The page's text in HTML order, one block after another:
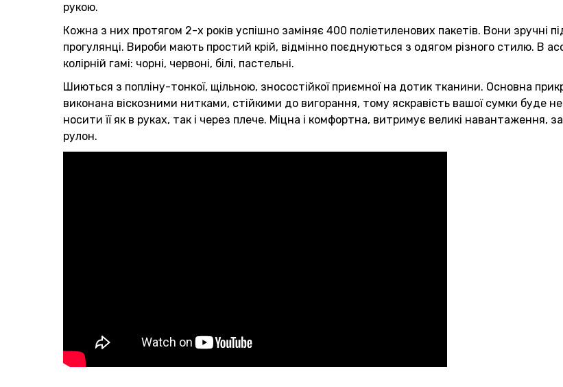
рукою.
Кожна з них протягом 2-х років успішно заміняє 400 поліетиленових пакетів. Вони зручні
прогулянці. Вироби мають простий крій, відмінно поєднуються з одягом різного стилю. В
колірній гамі: чорні, червоні, білі, пастельні.
Шиються з попліну-тонкої, щільною, зносостійкої приємної на дотик тканини. Основна
виконана віскозними нитками, стійкими до вигорання, тому яскравість вашої сумки буде
носити її як в руках, так і через плече. Міцна і комфортна, витримує великі навантаження,
рулон.